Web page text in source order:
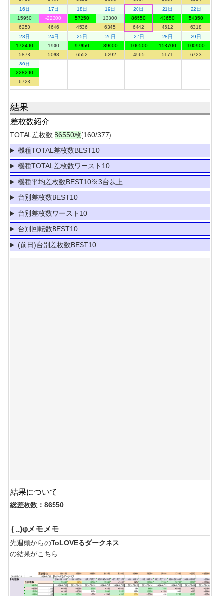
16日
15950
6250
17日
-22300
4646
18日
57250
4536
19日
13300
6345
20日
86550
6442
21日
43650
4612
22日
54350
6318
23日
172400
5873
24日
1900
5098
25日
97950
6552
26日
39000
6292
27日
100500
4965
28日
153700
5171
29日
100900
6723
30日
228200
6723
結果
差枚数紹介
TOTAL差枚数:86550枚(160/377)
機種TOTAL差枚数BEST10
機種TOTAL差枚数ワースト10
機種平均差枚数BEST10※3台以上
台別差枚数BEST10
台別差枚数ワースト10
台別回転数BEST10
(前日)台別差枚数BEST10
結果について
総差枚数：86550
( ..)φメモメモ
先週頭からのToLOVEるダークネス
の結果がこちら